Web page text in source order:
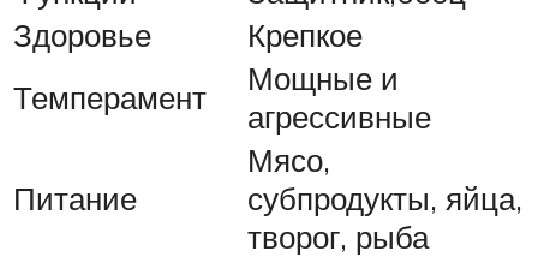
Здоровье
Крепкое
Темперамент
Мощные и
агрессивные
Питание
Мясо,
субпродукты, яйца,
творог, рыба